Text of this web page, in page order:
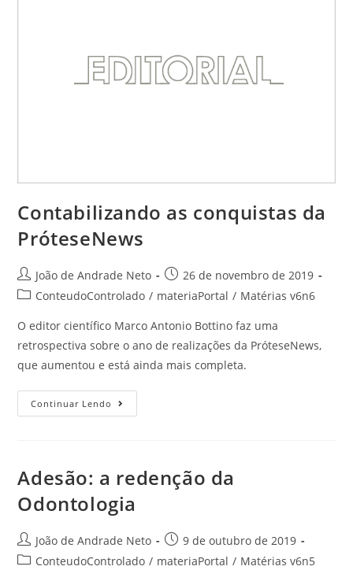
Contabilizando as conquistas da
PróteseNews
João de Andrade Neto
26 de novembro de 2019
ConteudoControlado / materiaPortal / Matérias v6n6
O editor científico Marco Antonio Bottino faz uma
retrospectiva sobre o ano de realizações da PróteseNews,
que aumentou e está ainda mais completa.
Continuar Lendo
Adesão: a redenção da
Odontologia
João de Andrade Neto
9 de outubro de 2019
ConteudoControlado / materiaPortal / Matérias v6n5